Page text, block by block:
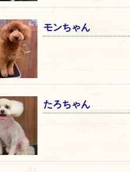
モンちゃん
たろちゃん